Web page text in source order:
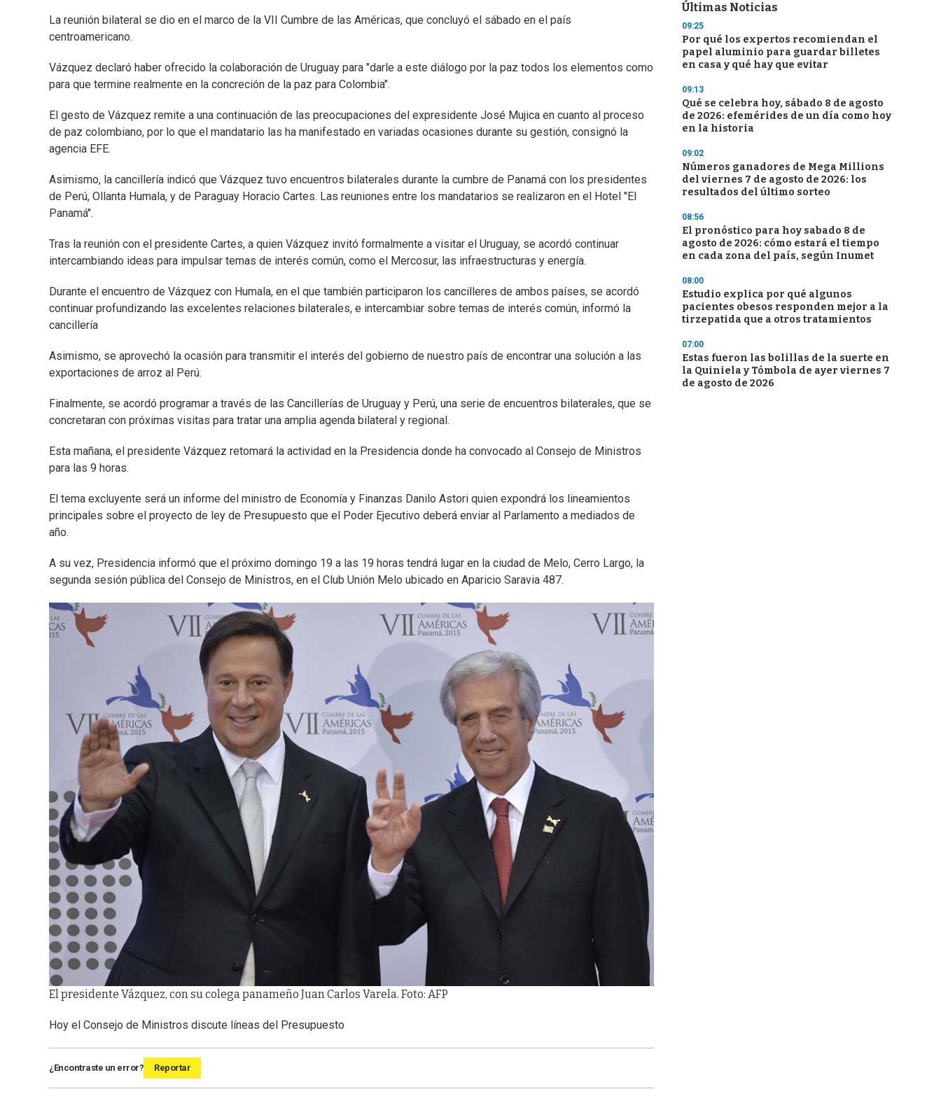
La reunión bilateral se dio en el marco de la VII Cumbre de las Américas, que concluyó el sábado en el país
centroamericano.
Vázquez declaró haber ofrecido la colaboración de Uruguay para "darle a este diálogo por la paz todos los elementos como
para que termine realmente en la concreción de la paz para Colombia".
El gesto de Vázquez remite a una continuación de las preocupaciones del expresidente José Mujica en cuanto al proceso
de paz colombiano, por lo que el mandatario las ha manifestado en variadas ocasiones durante su gestión, consignó la
agencia EFE.
Asimismo, la cancillería indicó que Vázquez tuvo encuentros bilaterales durante la cumbre de Panamá con los presidentes
de Perú, Ollanta Humala, y de Paraguay Horacio Cartes. Las reuniones entre los mandatarios se realizaron en el Hotel "El
Panamá".
Tras la reunión con el presidente Cartes, a quien Vázquez invitó formalmente a visitar el Uruguay, se acordó continuar
intercambiando ideas para impulsar temas de interés común, como el Mercosur, las infraestructuras y energía.
Durante el encuentro de Vázquez con Humala, en el que también participaron los cancilleres de ambos países, se acordó
continuar profundizando las excelentes relaciones bilaterales, e intercambiar sobre temas de interés común, informó la
cancillería
Asimismo, se aprovechó la ocasión para transmitir el interés del gobierno de nuestro país de encontrar una solución a las
exportaciones de arroz al Perú.
Finalmente, se acordó programar a través de las Cancillerías de Uruguay y Perú, una serie de encuentros bilaterales, que se
concretaran con próximas visitas para tratar una amplia agenda bilateral y regional.
Esta mañana, el presidente Vázquez retomará la actividad en la Presidencia donde ha convocado al Consejo de Ministros
para las 9 horas.
El tema excluyente será un informe del ministro de Economía y Finanzas Danilo Astori quien expondrá los lineamientos
principales sobre el proyecto de ley de Presupuesto que el Poder Ejecutivo deberá enviar al Parlamento a mediados de
año.
A su vez, Presidencia informó que el próximo domingo 19 a las 19 horas tendrá lugar en la ciudad de Melo, Cerro Largo, la
segunda sesión pública del Consejo de Ministros, en el Club Unión Melo ubicado en Aparicio Saravia 487.
El presidente Vázquez, con su colega panameño Juan Carlos Varela. Foto: AFP
Hoy el Consejo de Ministros discute líneas del Presupuesto
¿Encontraste un error? Reportar
Últimas Noticias
09:25
Por qué los expertos recomiendan el
papel aluminio para guardar billetes
en casa y qué hay que evitar
09:13
Qué se celebra hoy, sábado 8 de agosto
de 2026: efemérides de un día como hoy
en la historia
09:02
Números ganadores de Mega Millions
del viernes 7 de agosto de 2026: los
resultados del último sorteo
08:56
El pronóstico para hoy sabado 8 de
agosto de 2026: cómo estará el tiempo
en cada zona del país, según Inumet
08:00
Estudio explica por qué algunos
pacientes obesos responden mejor a la
tirzepatida que a otros tratamientos
07:00
Estas fueron las bolillas de la suerte en
la Quiniela y Tómbola de ayer viernes 7
de agosto de 2026